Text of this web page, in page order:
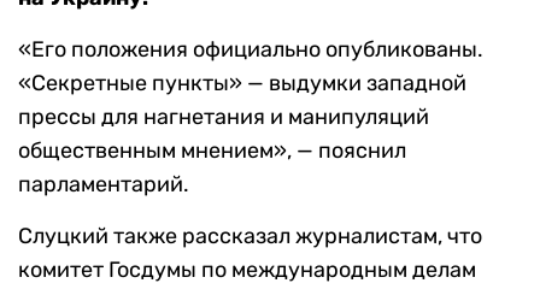
«Его положения официально опубликованы.
«Секретные пункты» — выдумки западной
прессы для нагнетания и манипуляций
общественным мнением», — пояснил
парламентарий.
Слуцкий также рассказал журналистам, что
комитет Госдумы по международным делам